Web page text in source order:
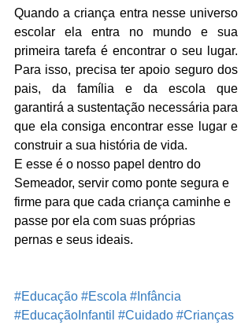
Quando a criança entra nesse universo
escolar ela entra no mundo e sua
primeira tarefa é encontrar o seu lugar.
Para isso, precisa ter apoio seguro dos
pais, da família e da escola que
garantirá a sustentação necessária para
que ela consiga encontrar esse lugar e
construir a sua história de vida.
E esse é o nosso papel dentro do
Semeador, servir como ponte segura e
firme para que cada criança caminhe e
passe por ela com suas próprias
pernas e seus ideais.
#Educação #Escola #Infância
#EducaçãoInfantil #Cuidado #Crianças